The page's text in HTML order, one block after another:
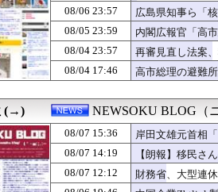
夜職嬢とかって若い時に稼い
石破茂前総理「ウクライナが
経済大国の日本、世界に売る
れいわ新選組、公式グッズ半
【！】左派「広島平和式典で
【悲報】円安容認派「円安は
【生活】「今晩はパン1個で我
文在寅、航空未経験の娘婿を
【東大】2年連続赤字へ 「貯
小沢一郎氏、玉城デニー知事
夏休みの宿題をAIにやらせて
いつもの自分発のブーム 〜
08/06 23:57
広島県知事ら「
08/05 23:59
内閣広報官「高
08/04 23:57
再審見直し法案
08/04 17:46
高市総理の避難
(→) NEWSOKU BLOG（
08/07 15:36
岸田文雄元首相
08/07 14:19
【朗報】移民さ
08/07 12:12
財務省、大型連